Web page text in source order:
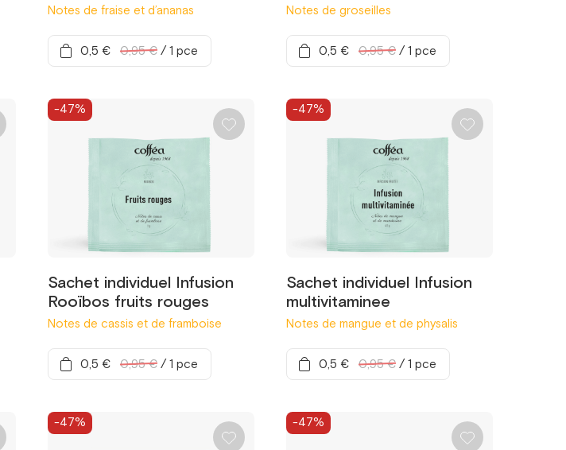
Notes de fraise et d’ananas
0,5 € 0,95 € /1 pce
Notes de groseilles
0,5 € 0,95 € /1 pce
Sachet individuel Infusion
Rooïbos fruits rouges
Notes de cassis et de framboise
-47%
0,5 € 0,95 € /1 pce
Sachet individuel Infusion
multivitaminee
Notes de mangue et de physalis
-47%
0,5 € 0,95 € /1 pce
-47% -47%